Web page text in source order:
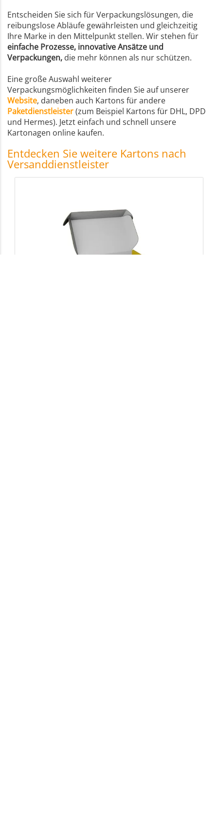
Entscheiden Sie sich für Verpackungslösungen, die
reibungslose Abläufe gewährleisten und gleichzeitig
Ihre Marke in den Mittelpunkt stellen. Wir stehen für
einfache Prozesse, innovative Ansätze und
Verpackungen, die mehr können als nur schützen.
Eine große Auswahl weiterer
Verpackungsmöglichkeiten finden Sie auf unserer
Website, daneben auch Kartons für andere
Paketdienstleister(zum Beispiel Kartons für DHL, DPD
und Hermes). Jetzt einfach und schnell unsere
Kartonagen online kaufen.
Entdecken Sie weitere Kartons nach
Versanddienstleister